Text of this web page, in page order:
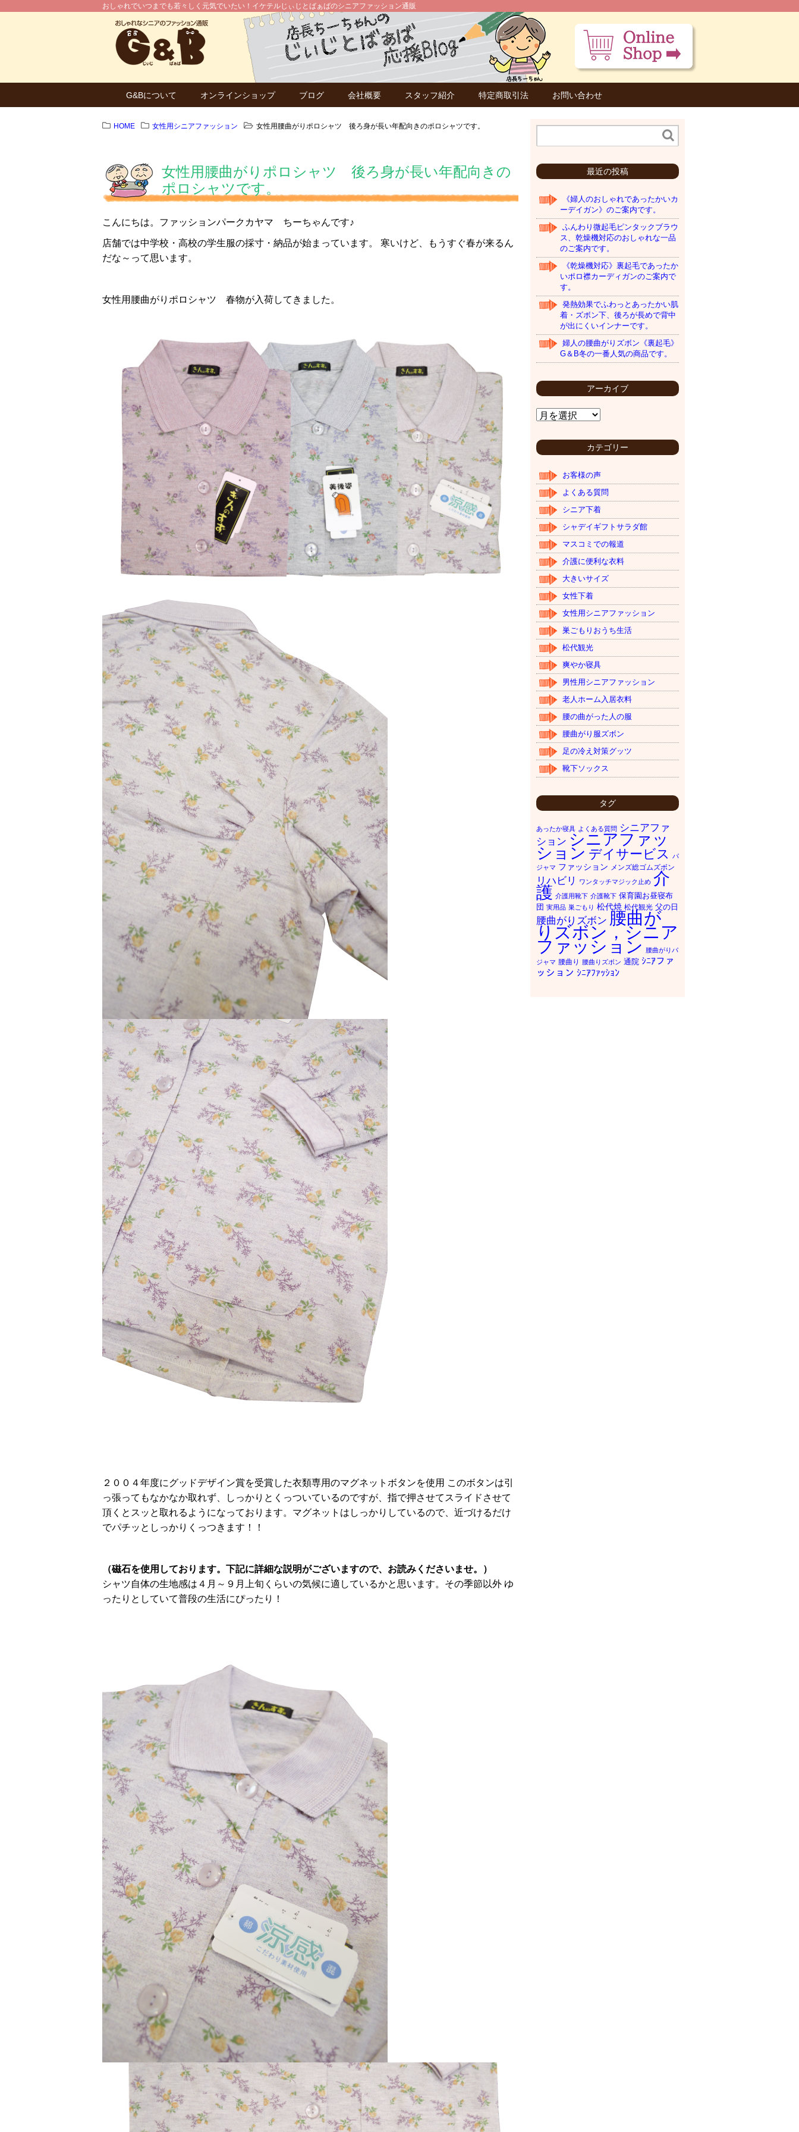
おしゃれでいつまでも若々しく元気でいたい！イケテルじぃじとばぁばのシニアファッション通販
G&Bについて オンラインショップ ブログ 会社概要 スタッフ紹介 特定商取引法 お問い合わせ
HOME 女性用シニアファッション 女性用腰曲がりポロシャツ 後ろ身が長い年配向きのポロシャツです。
女性用腰曲がりポロシャツ 後ろ身が長い年配向きの
ポロシャツです。
こんにちは。ファッションパークカヤマ ちーちゃんです♪
店舗では中学校・高校の学生服の採寸・納品が始まっています。 寒いけど、もうすぐ春が来るん
だな～って思います。
女性用腰曲がりポロシャツ 春物が入荷してきました。
２００４年度にグッドデザイン賞を受賞した衣類専用のマグネットボタンを使用 このボタンは引
っ張ってもなかなか取れず、しっかりとくっついているのですが、指で押させてスライドさせて
頂くとスッと取れるようになっております。マグネットはしっかりしているので、近づけるだけ
でパチッとしっかりくっつきます！！
（磁石を使用しております。下記に詳細な説明がございますので、お読みくださいませ。）
シャツ自体の生地感は４月～９月上旬くらいの気候に適しているかと思います。その季節以外 ゆ
ったりとしていて普段の生活にぴったり！
最近の投稿
《婦人のおしゃれであったかいカ
ーデイガン》のご案内です。
ふんわり微起毛ピンタックブラウ
ス、乾燥機対応のおしゃれな一品
のご案内です。
《乾燥機対応》裏起毛であったか
いポロ襟カーディガンのご案内で
す。
発熱効果でふわっとあったかい肌
着・ズボン下、後ろが長めで背中
が出にくいインナーです。
婦人の腰曲がりズボン《裏起毛》
G＆B冬の一番人気の商品です。
アーカイブ
ア
ー
イ
ブ
カテゴリー
お客様の声
よくある質問
シニア下着
シャデイギフトサラダ館
マスコミでの報道
介護に便利な衣料
大きいサイズ
女性下着
女性用シニアファッション
巣ごもりおうち生活
松代観光
爽やか寝具
男性用シニアファッション
老人ホーム入居衣料
腰の曲がった人の服
腰曲がり服ズボン
足の冷え対策グッツ
靴下ソックス
タグ
あったか寝具 よくある質問 シニアファ
ション シニアファッ
ション デイサービス
パ
ジャマ ファッション メンズ総ゴムズボン
リハビリ ワンタッチマジック止め 介
護 介護用靴下 介護靴下 保育園お昼寝布
団 実用品 巣ごもり 松代焼 松代観光 父の日
腰曲がりズボン 腰曲が
りズボン，シニア
ファッション
腰曲がりパ
ジャマ 腰曲り 腰曲りズボン 通院 ｼﾆｱファ
ッション ｼﾆｱﾌｧｯｼｮﾝ